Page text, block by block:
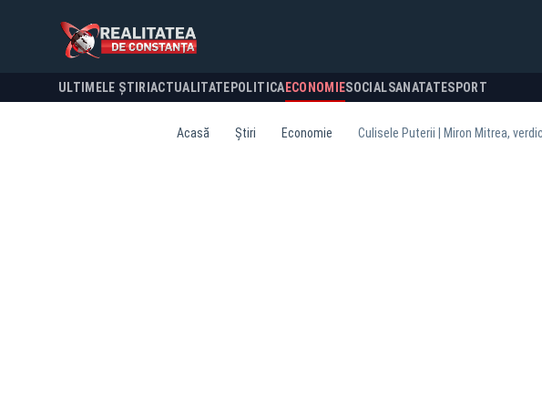
ULTIMELE ȘTIRI ACTUALITATE POLITICA ECONOMIESOCIALSANATATESPORT
Acasă Știri Economie Culisele Puterii | Miron Mitrea,